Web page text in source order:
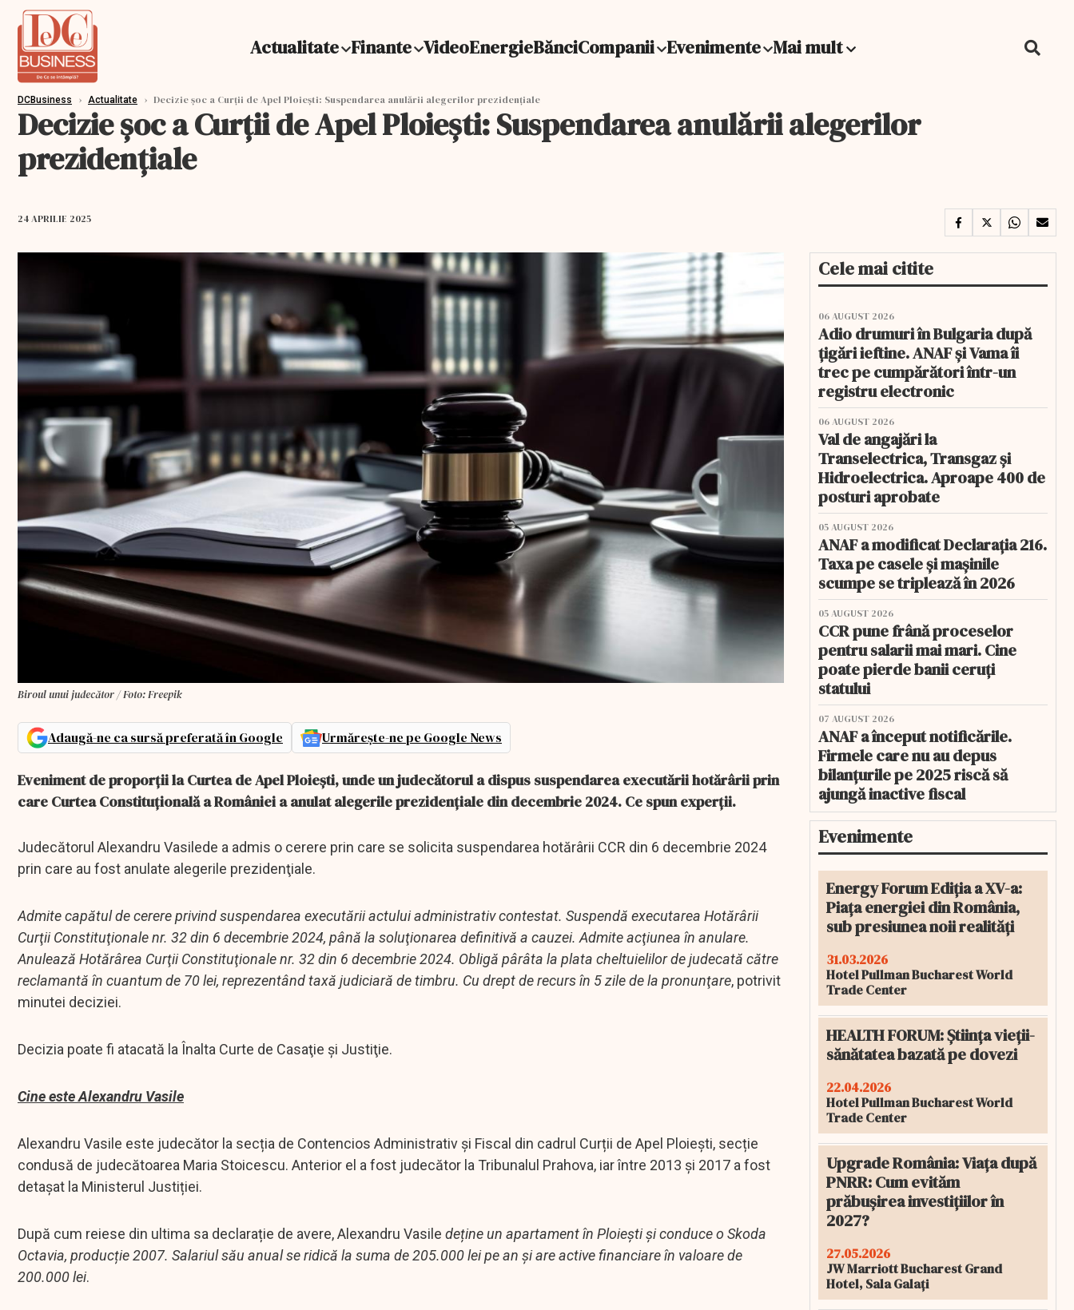
Actualitate Finante VideoEnergieBănciCompanii Evenimente Mai mult
DCBusiness › Actualitate › Decizie șoc a Curţii de Apel Ploieşti: Suspendarea anulării alegerilor prezidențiale
Decizie șoc a Curţii de Apel Ploieşti: Suspendarea anulării alegerilor
prezidențiale
24 APRILIE 2025
Biroul unui judecător / Foto: Freepik
Adaugă-ne ca sursă preferată în Google Urmărește-ne pe Google News
Eveniment de proporții la Curtea de Apel Ploiești, unde un judecătorul a dispus suspendarea executării hotărârii prin
care Curtea Constituțională a României a anulat alegerile prezidențiale din decembrie 2024. Ce spun experții.
Judecătorul Alexandru Vasilede a admis o cerere prin care se solicita suspendarea hotărârii CCR din 6 decembrie 2024
prin care au fost anulate alegerile prezidenţiale.
Admite capătul de cerere privind suspendarea executării actului administrativ contestat. Suspendă executarea Hotărârii
Curţii Constituţionale nr. 32 din 6 decembrie 2024, până la soluţionarea definitivă a cauzei. Admite acţiunea în anulare.
Anulează Hotărârea Curţii Constituţionale nr. 32 din 6 decembrie 2024. Obligă pârâta la plata cheltuielilor de judecată către
reclamantă în cuantum de 70 lei, reprezentând taxă judiciară de timbru. Cu drept de recurs în 5 zile de la pronunţare, potrivit
minutei deciziei.
Decizia poate fi atacată la Înalta Curte de Casaţie şi Justiţie.
Cine este Alexandru Vasile
Alexandru Vasile este judecător la secția de Contencios Administrativ și Fiscal din cadrul Curții de Apel Ploiești, secție
condusă de judecătoarea Maria Stoicescu. Anterior el a fost judecător la Tribunalul Prahova, iar între 2013 și 2017 a fost
detașat la Ministerul Justiției.
După cum reiese din ultima sa declarație de avere, Alexandru Vasile deține un apartament în Ploiești și conduce o Skoda
Octavia, producție 2007. Salariul său anual se ridică la suma de 205.000 lei pe an și are active financiare în valoare de
200.000 lei.
Cele mai citite
06 AUGUST 2026
Adio drumuri în Bulgaria după
țigări ieftine. ANAF și Vama îi
trec pe cumpărători într-un
registru electronic
06 AUGUST 2026
Val de angajări la
Transelectrica, Transgaz și
Hidroelectrica. Aproape 400 de
posturi aprobate
05 AUGUST 2026
ANAF a modificat Declarația 216.
Taxa pe casele și mașinile
scumpe se triplează în 2026
05 AUGUST 2026
CCR pune frână proceselor
pentru salarii mai mari. Cine
poate pierde banii ceruți
statului
07 AUGUST 2026
ANAF a început notificările.
Firmele care nu au depus
bilanțurile pe 2025 riscă să
ajungă inactive fiscal
Evenimente
Energy Forum Ediția a XV-a:
Piața energiei din România,
sub presiunea noii realități
31.03.2026
Hotel Pullman Bucharest World
Trade Center
HEALTH FORUM: Știința vieții-
sănătatea bazată pe dovezi
22.04.2026
Hotel Pullman Bucharest World
Trade Center
Upgrade România: Viața după
PNRR: Cum evităm
prăbușirea investițiilor în
2027?
27.05.2026
JW Marriott Bucharest Grand
Hotel, Sala Galați